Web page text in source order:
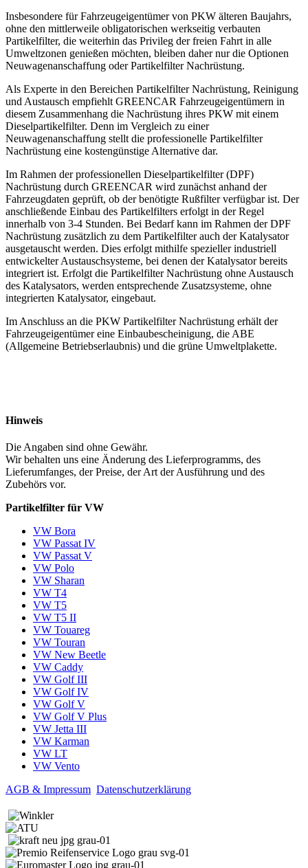
Insbesondere für Fahrzeugeigentümer von PKW älteren Baujahrs,
ohne den mittlerweile obligatorischen werkseitig verbauten
Partikelfilter, die weiterhin das Privileg der freien Fahrt in alle
Umweltzonen genießen möchten, bleiben daher nur die Optionen
Neuwagenanschaffung oder Partikelfilter Nachrüstung.
Als Experte in den Bereichen Partikelfilter Nachrüstung, Reinigung
und Austausch empfiehlt GREENCAR Fahrzeugeigentümern in
diesem Zusammenhang die Nachrüstung ihres PKW mit einem
Dieselpartikelfilter. Denn im Vergleich zu einer
Neuwagenanschaffung stellt die professionelle Partikelfilter
Nachrüstung eine kostengünstige Alternative dar.
Im Rahmen der professionellen Dieselpartikelfilter (DPF)
Nachrüstung durch GREENCAR wird zunächst anhand der
Fahrzeugdaten geprüft, ob der benötigte Rußfilter verfügbar ist. Der
anschließende Einbau des Partikelfilters erfolgt in der Regel
innerhalb von 3-4 Stunden. Bei Bedarf kann im Rahmen der DPF
Nachrüstung zusätzlich zu dem Partikelfilter auch der Katalysator
ausgetauscht werden. Dies erfolgt mithilfe spezieller industriell
entwickelter Austauschsysteme, bei denen der Katalysator bereits
integriert ist. Erfolgt die Partikelfilter Nachrüstung ohne Austausch
des Katalysators, werden entsprechende Zusatzsysteme, ohne
integrierten Katalysator, eingebaut.
Im Anschluss an die PKW Partikelfilter Nachrüstung erhält der
Fahrzeugeigentümer eine Einbaubescheinigung, die ABE
(Allgemeine Betriebserlaubnis) und die grüne Umweltplakette.
Hinweis
Die Angaben sind ohne Gewähr.
Wir behalten uns eine Änderung des Lieferprogramms, des
Lieferumfanges, der Preise, der Art der Ausführung und des
Zubehörs vor.
Partikelfilter für VW
VW Bora
VW Passat IV
VW Passat V
VW Polo
VW Sharan
VW T4
VW T5
VW T5 II
VW Touareg
VW Touran
VW New Beetle
VW Caddy
VW Golf III
VW Golf IV
VW Golf V
VW Golf V Plus
VW Jetta III
VW Karman
VW LT
VW Vento
AGB & Impressum Datenschutzerklärung